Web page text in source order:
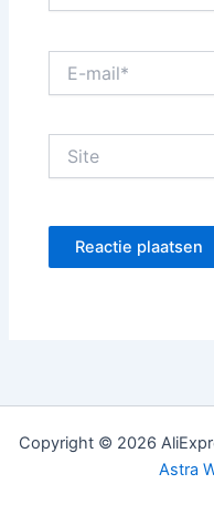
mail*
Copyright © 2026
Astra